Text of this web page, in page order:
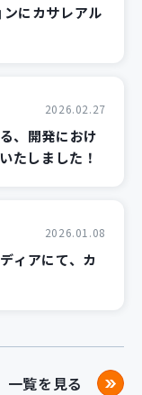
にカサレアル
2026.02.27
、開発におけ
たしました！
2026.01.08
ィアにて、カ
一覧を見る